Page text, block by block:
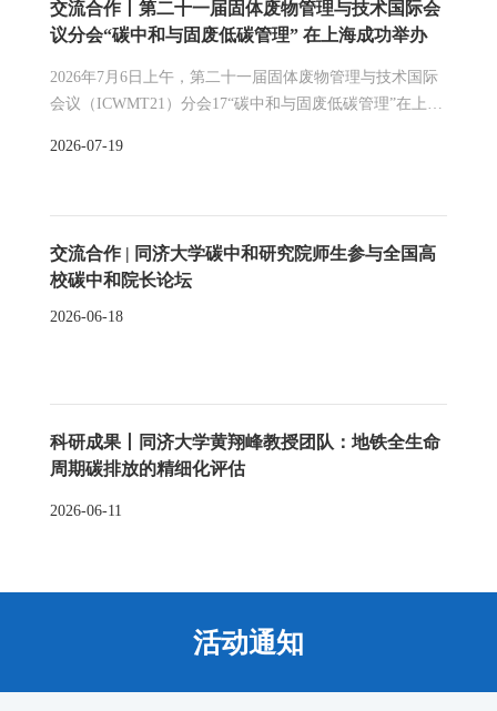
和研究院的发展情况，并重点汇报了气候变化与区域碳中
和、行业碳中和、碳中和技术和碳中和政策与管理等方面
交流合作丨第二十一届固体废物管理与技术国际会
议分会“碳中和与固废低碳管理” 在上海成功举办
2026年7月6日上午，第二十一届固体废物管理与技术国际
会议（ICWMT21）分会17“碳中和与固废低碳管理”在上海
业实践展开交流。本次分会以“碳中和与固废低碳管理国际
协同创新共同体”联合倡议发布为重要成果，立足我国“双
碳”目标纵深推进和“十五五”谋篇布局关键节点，由同济大
撑，共建开放共享、协同创新的固废低碳管理共同体。 图
1 分会17“碳中和与固废低碳管理”会议现场专题演讲环
节，复旦大学经济学院李志青教授、
2026-07-19
交流合作 | 同济大学碳中和研究院师生参与全国高
校碳中和院长论坛
2026-06-18
科研成果丨同济大学黄翔峰教授团队：地铁全生命
周期碳排放的精细化评估
2026-06-11
活动通知